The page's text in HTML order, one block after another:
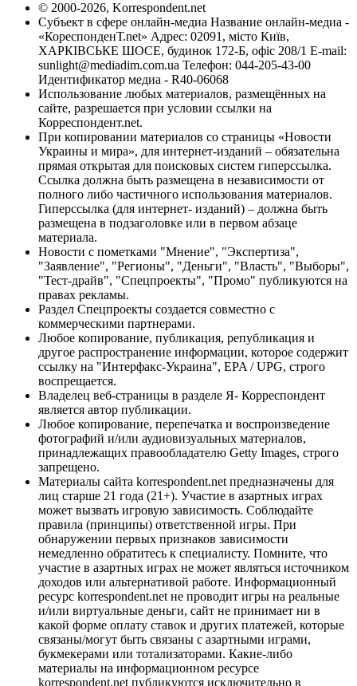
© 2000-2026, Korrespondent.net
Субъект в сфере онлайн-медиа Название онлайн-медиа -
«КореспонденТ.net» Адрес: 02091, місто Київ,
ХАРКІВСЬКЕ ШОСЕ, будинок 172-Б, офіс 208/1 E-mail:
sunlight@mediadim.com.ua Телефон: 044-205-43-00
Идентификатор медиа - R40-06068
Использование любых материалов, размещённых на
сайте, разрешается при условии ссылки на
Корреспондент.net.
При копировании материалов со страницы «Новости
Украины и мира», для интернет-изданий – обязательна
прямая открытая для поисковых систем гиперссылка.
Ссылка должна быть размещена в независимости от
полного либо частичного использования материалов.
Гиперссылка (для интернет- изданий) – должна быть
размещена в подзаголовке или в первом абзаце
материала.
Новости с пометками "Мнение", "Экспертиза",
"Заявление", "Регионы", "Деньги", "Власть", "Выборы",
"Тест-драйв", "Спецпроекты", "Промо" публикуются на
правах рекламы.
Раздел Спецпроекты создается совместно с
коммерческими партнерами.
Любое копирование, публикация, републикация и
другое распространение информации, которое содержит
ссылку на "Интерфакс-Украина", EPA / UPG, строго
воспрещается.
Владелец веб-страницы в разделе Я- Корреспондент
является автор публикации.
Любое копирование, перепечатка и воспроизведение
фотографий и/или аудиовизуальных материалов,
принадлежащих правообладателю Getty Images, строго
запрещено.
Материалы сайта korrespondent.net предназначены для
лиц старше 21 года (21+). Участие в азартных играх
может вызвать игровую зависимость. Соблюдайте
правила (принципы) ответственной игры. При
обнаружении первых признаков зависимости
немедленно обратитесь к специалисту. Помните, что
участие в азартных играх не может являться источником
доходов или альтернативой работе. Информационный
ресурс korrespondent.net не проводит игры на реальные
и/или виртуальные деньги, сайт не принимает ни в
какой форме оплату ставок и других платежей, которые
связаны/могут быть связаны с азартными играми,
букмекерами или тотализаторами. Какие-либо
материалы на информационном ресурсе
korrespondent.net публикуются исключительно в